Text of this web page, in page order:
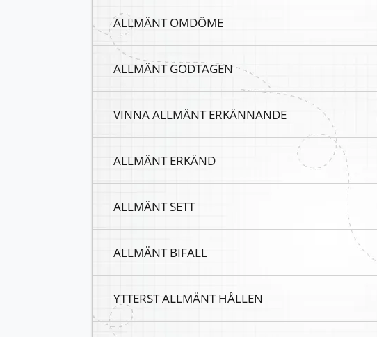
ALLMÄNT OMDÖME
ALLMÄNT GODTAGEN
VINNA ALLMÄNT ERKÄNNANDE
ALLMÄNT ERKÄND
ALLMÄNT SETT
ALLMÄNT BIFALL
YTTERST ALLMÄNT HÅLLEN